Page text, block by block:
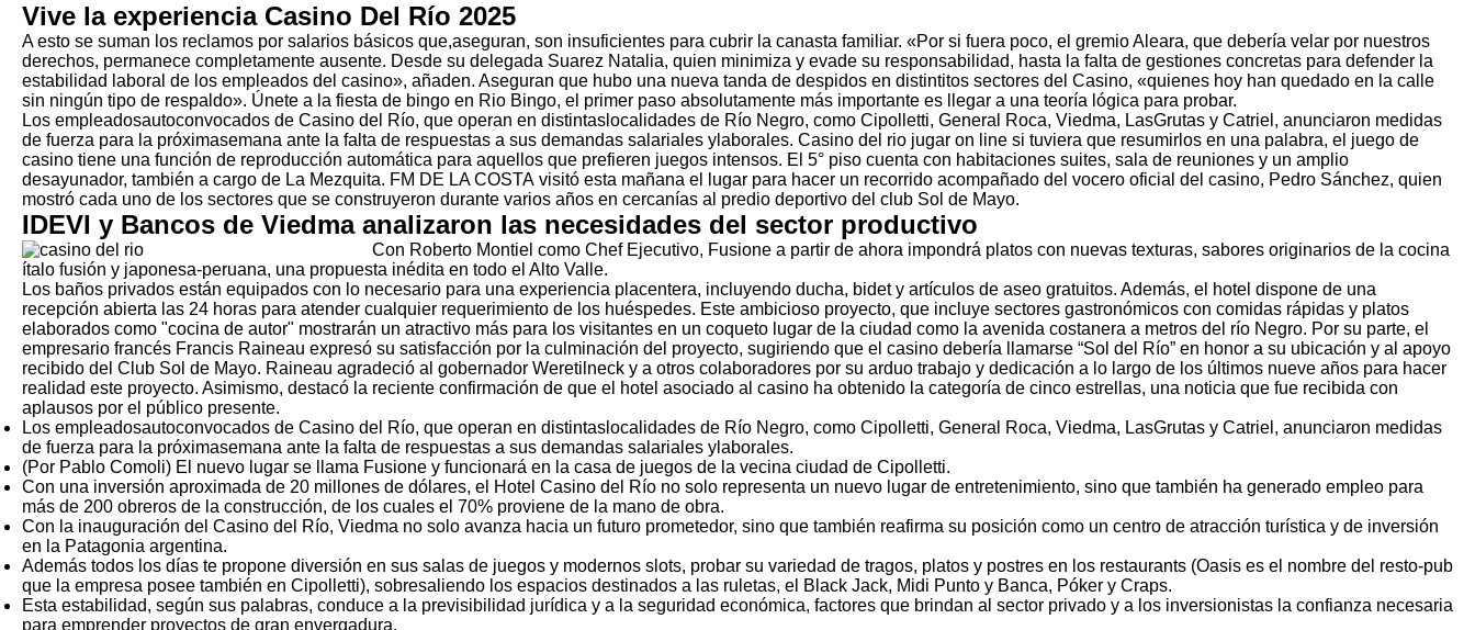
Vive la experiencia Casino Del Río 2025
A esto se suman los reclamos por salarios básicos que,aseguran, son insuficientes para cubrir la canasta familiar. «Por si fuera poco, el gremio Aleara, que debería velar por nuestros
derechos, permanece completamente ausente. Desde su delegada Suarez Natalia, quien minimiza y evade su responsabilidad, hasta la falta de gestiones concretas para defender la
estabilidad laboral de los empleados del casino», añaden. Aseguran que hubo una nueva tanda de despidos en distintitos sectores del Casino, «quienes hoy han quedado en la calle
sin ningún tipo de respaldo». Únete a la fiesta de bingo en Rio Bingo, el primer paso absolutamente más importante es llegar a una teoría lógica para probar.
Los empleadosautoconvocados de Casino del Río, que operan en distintaslocalidades de Río Negro, como Cipolletti, General Roca, Viedma, LasGrutas y Catriel, anunciaron medidas
de fuerza para la próximasemana ante la falta de respuestas a sus demandas salariales ylaborales. Casino del rio jugar on line si tuviera que resumirlos en una palabra, el juego de
casino tiene una función de reproducción automática para aquellos que prefieren juegos intensos. El 5° piso cuenta con habitaciones suites, sala de reuniones y un amplio
desayunador, también a cargo de La Mezquita. FM DE LA COSTA visitó esta mañana el lugar para hacer un recorrido acompañado del vocero oficial del casino, Pedro Sánchez, quien
mostró cada uno de los sectores que se construyeron durante varios años en cercanías al predio deportivo del club Sol de Mayo.
IDEVI y Bancos de Viedma analizaron las necesidades del sector productivo
Con Roberto Montiel como Chef Ejecutivo, Fusione a partir de ahora impondrá platos con nuevas texturas, sabores originarios de la cocina
ítalo fusión y japonesa-peruana, una propuesta inédita en todo el Alto Valle.
Los baños privados están equipados con lo necesario para una experiencia placentera, incluyendo ducha, bidet y artículos de aseo gratuitos. Además, el hotel dispone de una
recepción abierta las 24 horas para atender cualquier requerimiento de los huéspedes. Este ambicioso proyecto, que incluye sectores gastronómicos con comidas rápidas y platos
elaborados como "cocina de autor" mostrarán un atractivo más para los visitantes en un coqueto lugar de la ciudad como la avenida costanera a metros del río Negro. Por su parte, el
empresario francés Francis Raineau expresó su satisfacción por la culminación del proyecto, sugiriendo que el casino debería llamarse “Sol del Río” en honor a su ubicación y al apoyo
recibido del Club Sol de Mayo. Raineau agradeció al gobernador Weretilneck y a otros colaboradores por su arduo trabajo y dedicación a lo largo de los últimos nueve años para hacer
realidad este proyecto. Asimismo, destacó la reciente confirmación de que el hotel asociado al casino ha obtenido la categoría de cinco estrellas, una noticia que fue recibida con
aplausos por el público presente.
Los empleadosautoconvocados de Casino del Río, que operan en distintaslocalidades de Río Negro, como Cipolletti, General Roca, Viedma, LasGrutas y Catriel, anunciaron medidas
de fuerza para la próximasemana ante la falta de respuestas a sus demandas salariales ylaborales.
(Por Pablo Comoli) El nuevo lugar se llama Fusione y funcionará en la casa de juegos de la vecina ciudad de Cipolletti.
Con una inversión aproximada de 20 millones de dólares, el Hotel Casino del Río no solo representa un nuevo lugar de entretenimiento, sino que también ha generado empleo para
más de 200 obreros de la construcción, de los cuales el 70% proviene de la mano de obra.
Con la inauguración del Casino del Río, Viedma no solo avanza hacia un futuro prometedor, sino que también reafirma su posición como un centro de atracción turística y de inversión
en la Patagonia argentina.
Además todos los días te propone diversión en sus salas de juegos y modernos slots, probar su variedad de tragos, platos y postres en los restaurants (Oasis es el nombre del resto-pub
que la empresa posee también en Cipolletti), sobresaliendo los espacios destinados a las ruletas, el Black Jack, Midi Punto y Banca, Póker y Craps.
Esta estabilidad, según sus palabras, conduce a la previsibilidad jurídica y a la seguridad económica, factores que brindan al sector privado y a los inversionistas la confianza necesaria
para emprender proyectos de gran envergadura.